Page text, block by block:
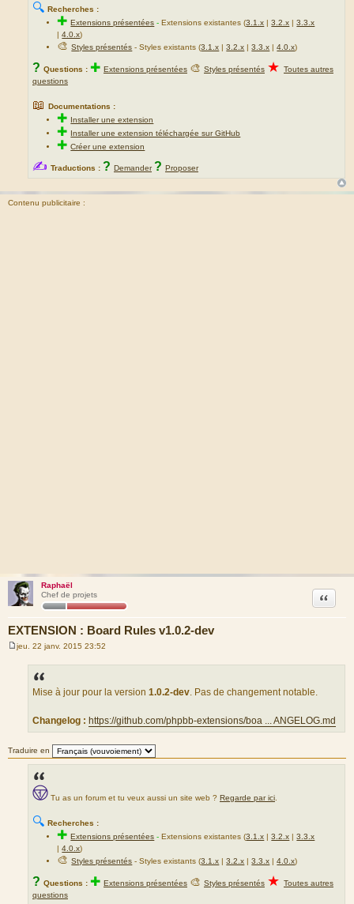
🔍 Recherches :
✚Extensions présentées -Extensions existantes (3.1.x |3.2.x |3.3.x
|4.0.x)
🎨Styles présentés - Styles existants (3.1.x |3.2.x |3.3.x |4.0.x)
? Questions : ✚ Extensions présentées 🎨 Styles présentés ★ Toutes autres
questions
📖 Documentations :
✚ Installer une extension
✚ Installer une extension téléchargée sur GitHub
✚Créer une extension
✍ Traductions : ? Demander ? Proposer
Contenu publicitaire :
Raphaël
Chef de projets
EXTENSION : Board Rules v1.0.2-dev
Citation
M
jeu. 22 janv. 2015 23:52
Mise à jour pour la version 1.0.2-dev . Pas de changement notable.
Changelog : https://github.com/phpbb-extensions/boa ... ANGELOG.md
Traduire en
Tu as un forum et tu veux aussi un site web ? Regarde par ici
🔍 Recherches :
✚Extensions présentées -Extensions existantes (3.1.x |3.2.x |3.3.x
|4.0.x)
🎨Styles présentés - Styles existants (3.1.x |3.2.x |3.3.x |4.0.x)
? Questions : ✚ Extensions présentées 🎨 Styles présentés ★ Toutes autres
questions